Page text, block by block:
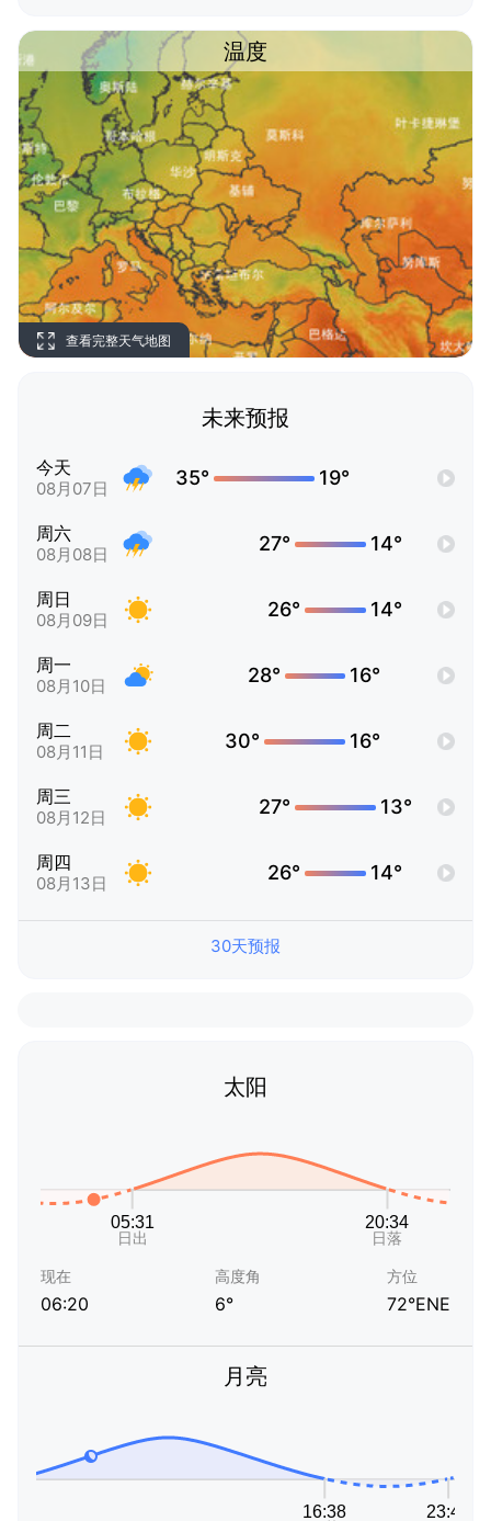
温度
查看完整天气地图
未来预报
今天
08月07日 35° 19°
周六
08月08日 27° 14°
周日
08月09日 26° 14°
周一
08月10日 28° 16°
周二
08月11日 30° 16°
周三
08月12日 27° 13°
周四
08月13日 26° 14°
30天预报
太阳
现在
06:20
高度角
6°
方位
72°ENE
月亮